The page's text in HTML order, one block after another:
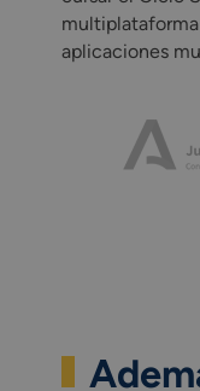
aplicaciones